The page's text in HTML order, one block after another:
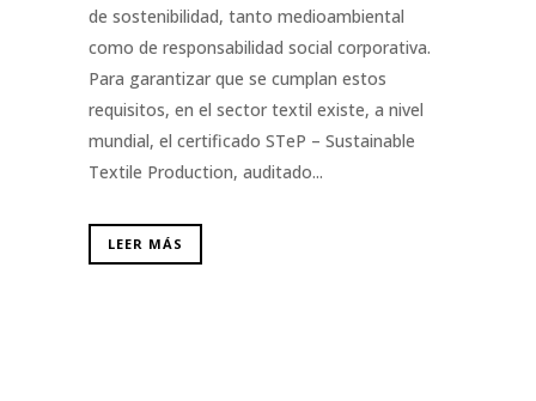
de sostenibilidad, tanto medioambiental
como de responsabilidad social corporativa.
Para garantizar que se cumplan estos
requisitos, en el sector textil existe, a nivel
mundial, el certificado STeP – Sustainable
Textile Production, auditado...
LEER MÁS